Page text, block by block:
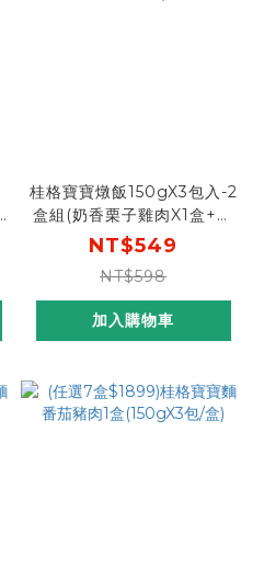
桂格寶寶燉飯150gX3包入-2
盒組(奶香栗子雞肉X1盒+羅
宋甜椒牛肉X1盒)
NT$549
NT$598
加入購物車